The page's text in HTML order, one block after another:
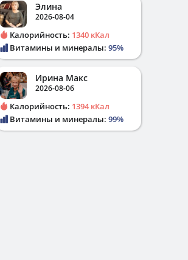
Элина
2026-08-04
Калорийность: 1340 кКал
Витамины и минералы: 95%
Ирина Макс
2026-08-06
Калорийность: 1394 кКал
Витамины и минералы: 99%